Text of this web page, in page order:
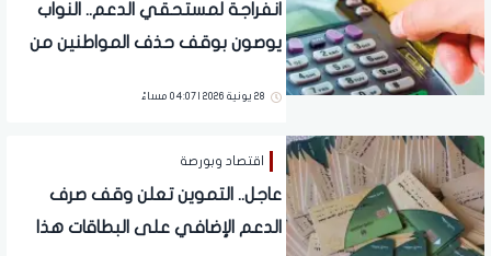
انفراجة لمستحقي الدعم.. النواب
يوصون بوقف حذف المواطنين من
28 يونية 2026 | 04:07 مساءً
اقتصاد وبورصة
عاجل.. التموين تعلن وقف صرف
الدعم الإضافي على البطاقات هذا